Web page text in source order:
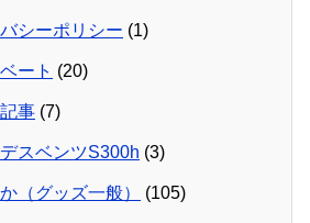
シーポリシー (1)
ート (20)
事 (7)
スベンツS300h (3)
（グッズ一般） (105)